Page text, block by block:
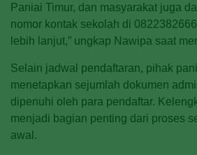
Paniai Timur, dan masyarakat juga
nomor kontak sekolah di
lebih lanjut,” ungkap Nawipa saat
Selain jadwal pendaftaran, pihak
menetapkan sejumlah dokumen
dipenuhi oleh para pendaftar.
menjadi bagian penting dari proses
awal.